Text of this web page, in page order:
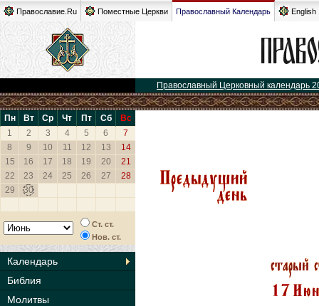
Православие.Ru Поместные Церкви Православный Календарь English
Православный Церковный календарь
Пн Вт Ср Чт Пт Сб
Вс
1
2 3 4 5 6
7
8
9 10 11 12 13
14
15
16 17 18 19 20
21
22
23 24 25 26 27
28
29
30
Ст. ст.
Нов. ст.
Календарь
Библия
Молитвы